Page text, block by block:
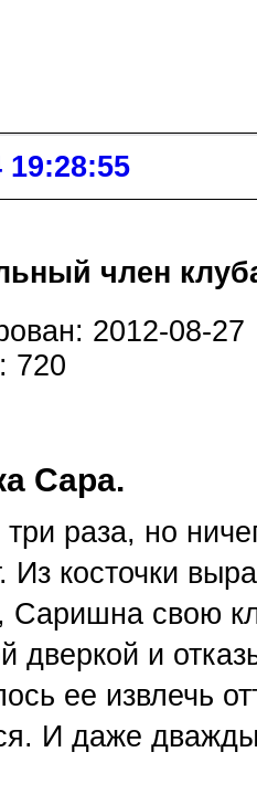
19:28:55
член
2012-08-27
720
Сара.
раза, но
Из косточки
свою
дверкой и
ее извлечь
И даже